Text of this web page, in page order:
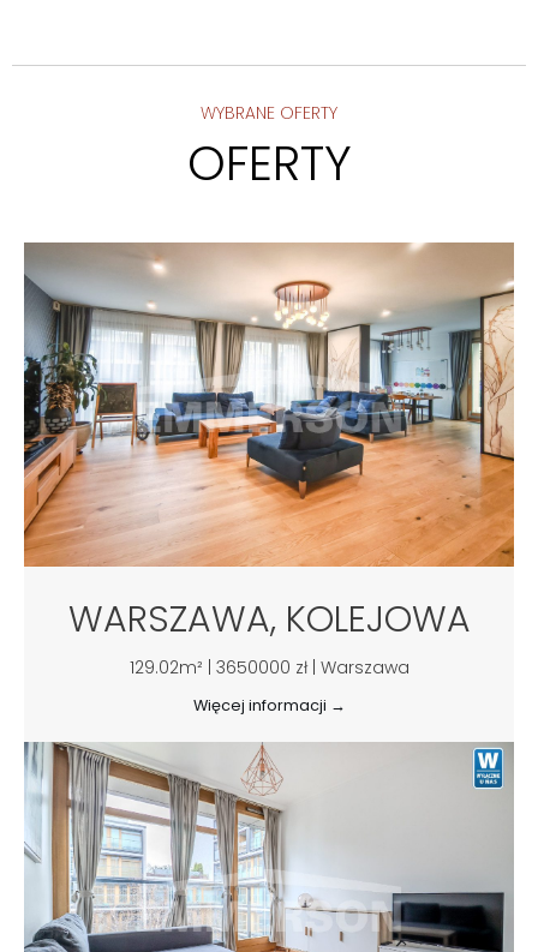
WYBRANE OFERTY
OFERTY
WARSZAWA, KOLEJOWA
129.02m² | 3650000 zł | Warszawa
Więcej informacji →